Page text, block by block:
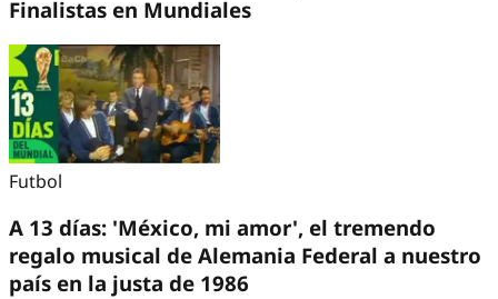
Finalistas en Mundiales
Futbol
A 13 días: 'México, mi amor', el tremendo
regalo musical de Alemania Federal a nuestro
país en la justa de 1986